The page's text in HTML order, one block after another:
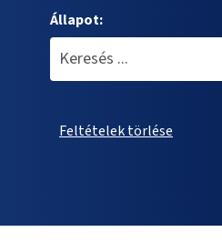
Állapot:
Feltételek törlése